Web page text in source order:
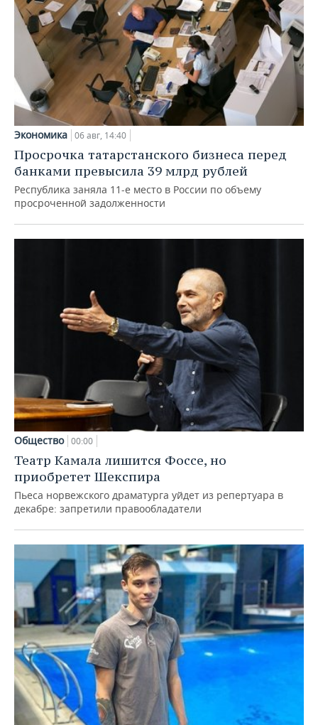
Экономика 06 авг, 14:40
Просрочка татарстанского бизнеса перед
банками превысила 39 млрд рублей
Республика заняла 11-е место в России по объему
просроченной задолженности
Общество 00:00
Театр Камала лишится Фоссе, но
приобретет Шекспира
Пьеса норвежского драматурга уйдет из репертуара в
декабре: запретили правообладатели